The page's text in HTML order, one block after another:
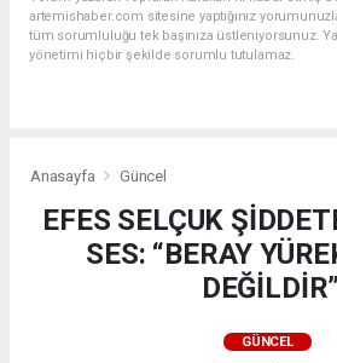
artemishaber.com sitesine yaptığınız
tüm sorumluluğu tek başınıza üstleniyorsunuz.
yönetimi hiçbir şekilde sorumlu tutulamaz.
Anasayfa Güncel
EFES SELÇUK
SES: “BERAY
DEĞİLDİR”
GÜNCEL